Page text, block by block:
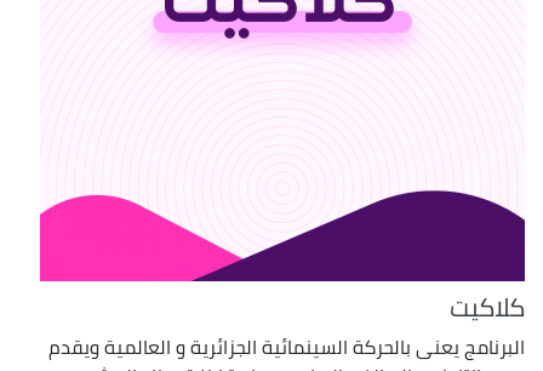
كلاكيت
البرنامج يعنى بالحركة السينمائية الجزائرية و العالمية ويقدم